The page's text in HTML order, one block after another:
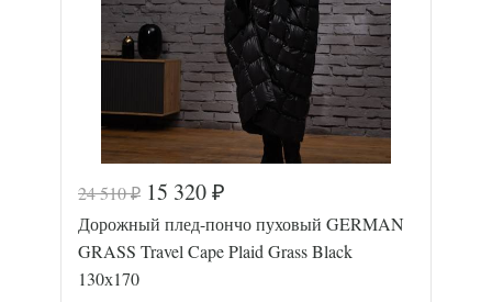
Код товара
577-572
Артикул
GG-23131
7
покрывала
24 510₽ 15 320 ₽
Дорожный плед-пончо пуховый GERMAN
GRASS Travel Cape Plaid Grass Black
130х170